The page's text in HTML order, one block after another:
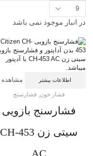
تعداد
در
صفحه
در انبار موجود نمی باشد
اطلاعات بیشتر مشاهده
فشار خون, فشارسنج
فشارسنج بازویی
سیتی زن CH-453
AC